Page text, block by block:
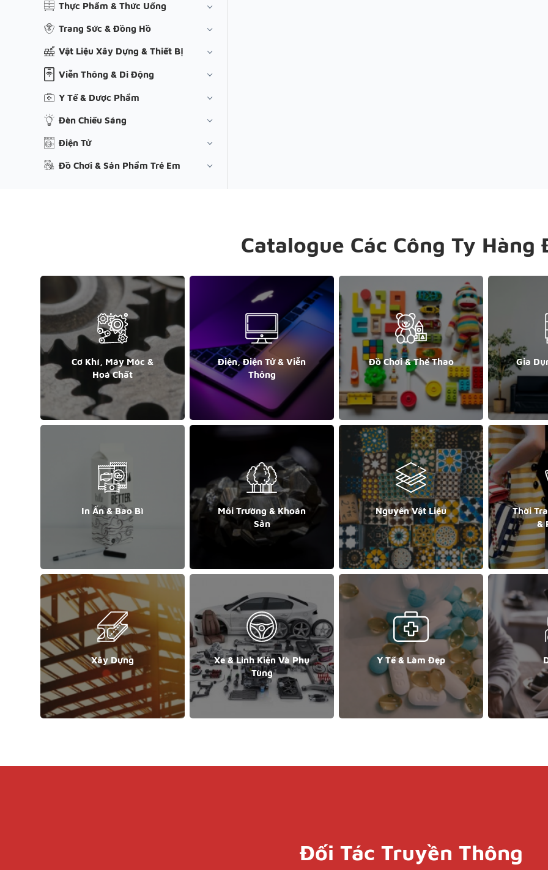
Thực Phẩm & Thức Uống
Trang Sức & Đồng Hồ
Vật Liệu Xây Dựng & Thiết Bị
Viễn Thông & Di Động
Y Tế & Dược Phẩm
Đèn Chiếu Sáng
Điện Tử
Đồ Chơi & Sản Phẩm Trẻ Em
Catalogue Các Công Ty Hàng
Cơ Khí, Máy Móc &
Hoá Chất
Điện, Điện Tử & Viễn
Thông
Đồ Chơi & Thể Thao Gia
In Ấn & Bao Bì
Môi Trường & Khoán
Sản
Nguyên Vật Liệu
Thời
&
Xây Dựng
Xe & Linh Kiện Và Phụ
Tùng
Y Tế & Làm Đẹp
Đối Tác Truyền Thông